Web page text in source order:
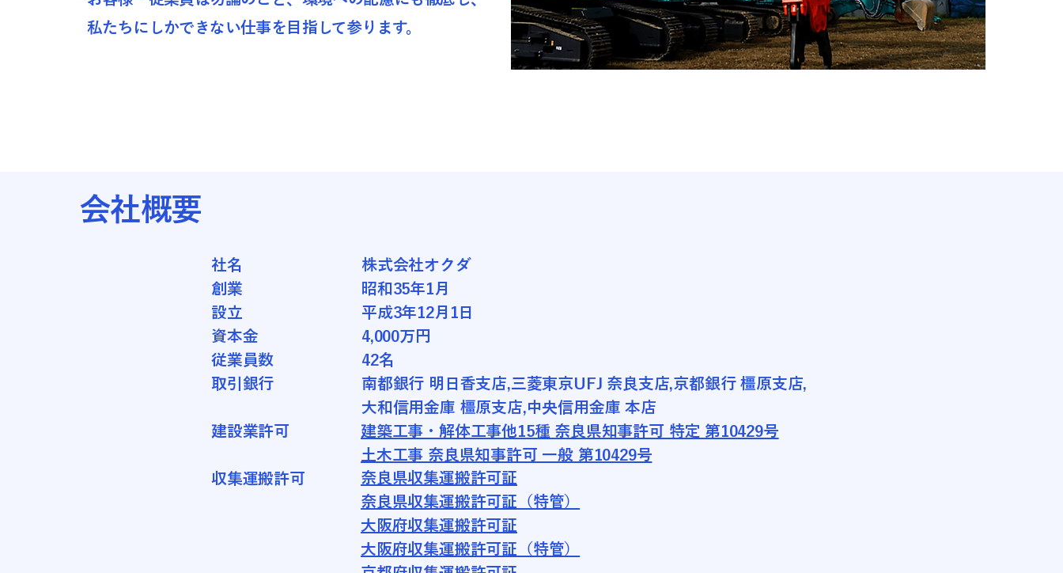
私たちにしかできない仕事を目指して参ります。
​会社概要
社名
創業
設立
資本金
従業員数
取引銀行
建設業許可
収集運搬許可
株式会社オクダ
昭和35年1月
平成3年12月1日
4,000万円
42名
南都銀行 明日香支店,三菱東京UFJ 奈良支店,京都銀行 橿原支店,
大和信用金庫 橿原支店,中央信用金庫 本店
建築工事・解体工事他15種 奈良県知事許可 特定 第10429号
土木工事 奈良県知事許可 一般 第10429号
奈良県収集運搬許可証
奈良県収集運搬許可証（特管）
大阪府収集運搬許可証
大阪府収集運搬許可証（特管）